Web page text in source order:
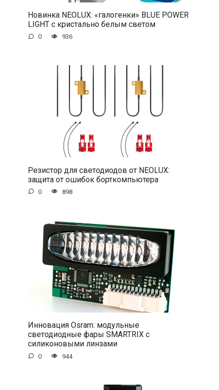
Новинка NEOLUX: «галогенки» BLUE POWER
LIGHT с кристально белым светом
0 936
Резистор для светодиодов от NEOLUX:
защита от ошибок борткомпьютера
0 898
Инновация Osram: модульные
светодиодные фары SMARTRIX с
силиконовыми линзами
0 944